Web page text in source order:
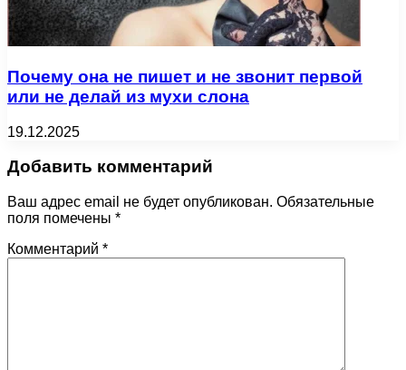
Почему она не пишет и не звонит первой
или не делай из мухи слона
19.12.2025
Добавить комментарий
Ваш адрес email не будет опубликован. Обязательные
поля помечены *
Комментарий *